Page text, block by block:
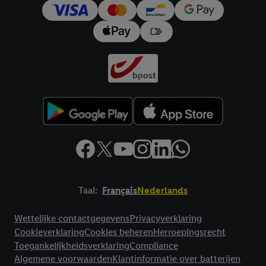
Taal: FrançaisNederlands
Wettelijke contactgegevensPrivacyverklaring
CookieverklaringCookies beherenHerroepingsrecht
ToegankelijkheidsverklaringCompliance
Algemene voorwaardenKlantinformatie over batterijen
trekken, vindt u in onzeprivacyverklaring.Je vindt het
impressum hier.